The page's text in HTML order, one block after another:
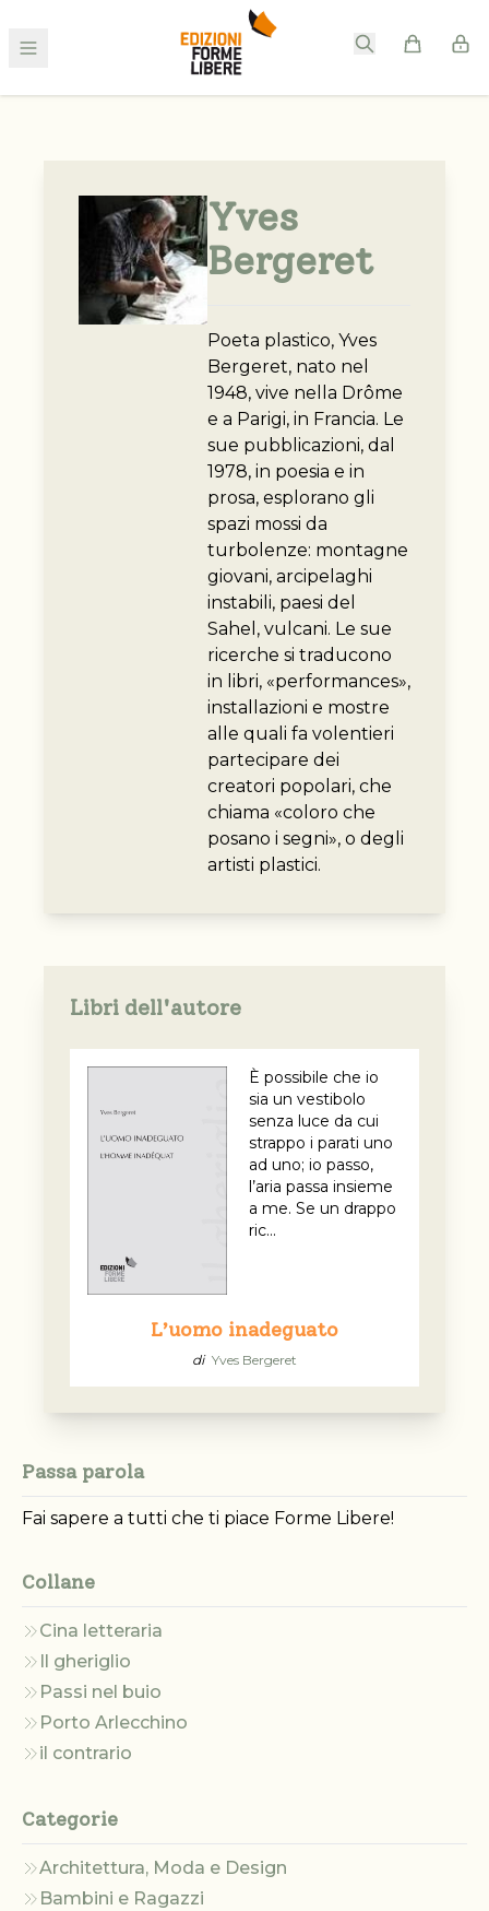
Passa parola
Fai sapere a tutti che ti piace Forme Libere!
Collane
Cina letteraria
Il gheriglio
Passi nel buio
Porto Arlecchino
il contrario
Categorie
Architettura, Moda e Design
Bambini e Ragazzi
Yves
Bergeret
Poeta plastico, Yves
Bergeret, nato nel
1948, vive nella Drôme
e a Parigi, in Francia. Le
sue pubblicazioni, dal
1978, in poesia e in
prosa, esplorano gli
spazi mossi da
turbolenze: montagne
giovani, arcipelaghi
instabili, paesi del
Sahel, vulcani. Le sue
ricerche si traducono
in libri, «performances»,
installazioni e mostre
alle quali fa volentieri
partecipare dei
creatori popolari, che
chiama «coloro che
posano i segni», o degli
artisti plastici.
Libri dell'autore
È possibile che io
sia un vestibolo
senza luce da cui
strappo i parati uno
ad uno; io passo,
l’aria passa insieme
a me. Se un drappo
ric...
L’uomo inadeguato
di Yves Bergeret